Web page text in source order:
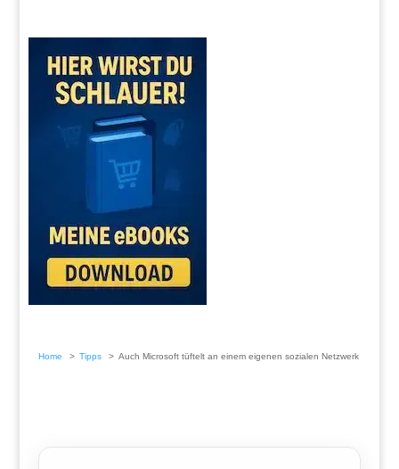
Home Tipps Auch Microsoft tüftelt an einem eigenen sozialen Netzwerk